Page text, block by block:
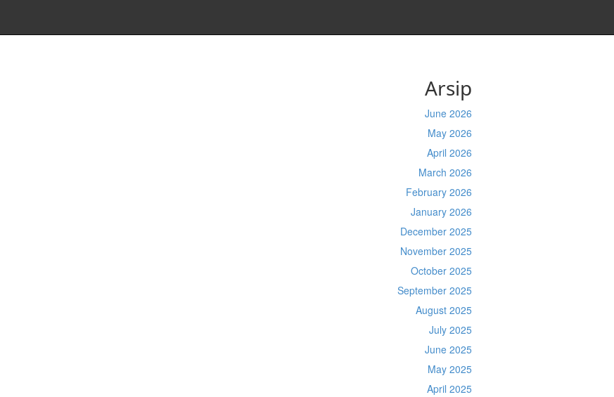
Arsip
June 2026
May 2026
April 2026
March 2026
February 2026
January 2026
December 2025
November 2025
October 2025
September 2025
August 2025
July 2025
June 2025
May 2025
April 2025